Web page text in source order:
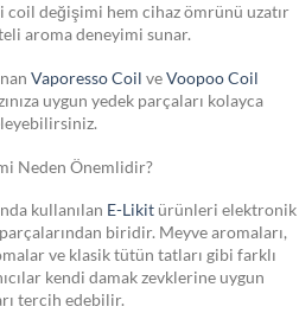
coil değişimi hem cihaz ömrünü uzatır
aroma deneyimi sunar.
Vaporesso Coil veVoopoo Coil
uygun yedek parçaları kolayca
Neden Önemlidir?
kullanılan E-Likitürünleri elektronik
biridir. Meyve aromaları,
ve klasik tütün tatları gibi farklı
kendi damak zevklerine uygun
tercih edebilir.